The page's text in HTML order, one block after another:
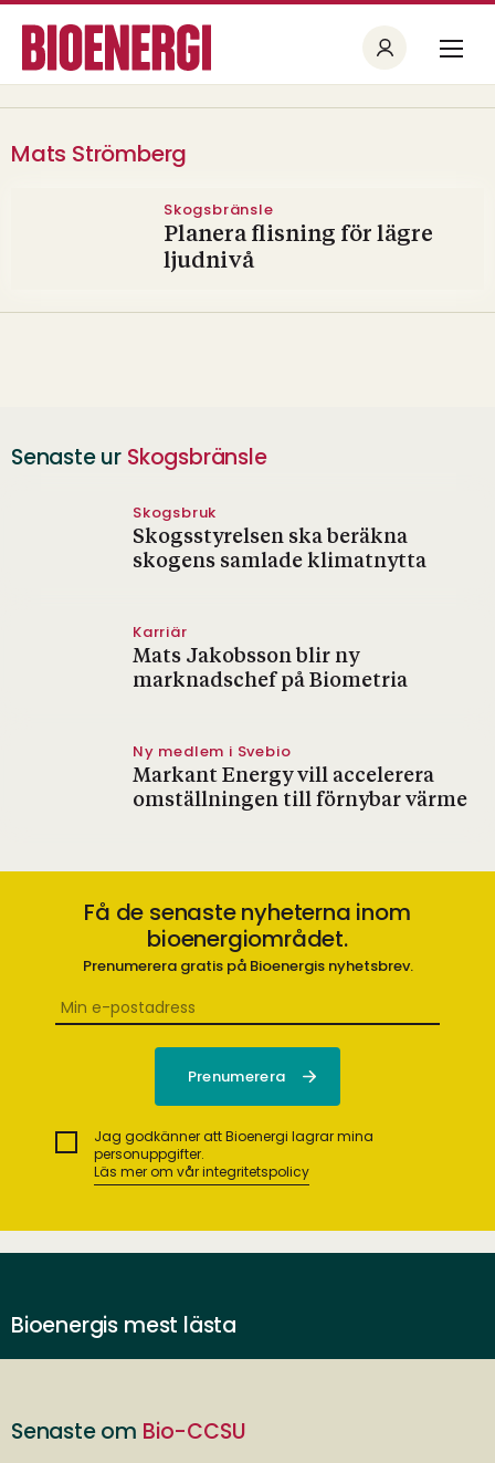
Mats Strömberg
Skogsbränsle
Planera flisning för lägre
ljudnivå
Senaste ur Skogsbränsle
Skogsbruk
Skogsstyrelsen ska beräkna
skogens samlade klimatnytta
Karriär
Mats Jakobsson blir ny
marknadschef på Biometria
Ny medlem i Svebio
Markant Energy vill accelerera
omställningen till förnybar värme
Få de senaste nyheterna inom
bioenergiområdet.
Prenumerera gratis på Bioenergis nyhetsbrev.
Jag godkänner att Bioenergi lagrar mina
personuppgifter.
Läs mer om vår integritetspolicy
Bioenergis mest lästa
Senaste om Bio-CCSU